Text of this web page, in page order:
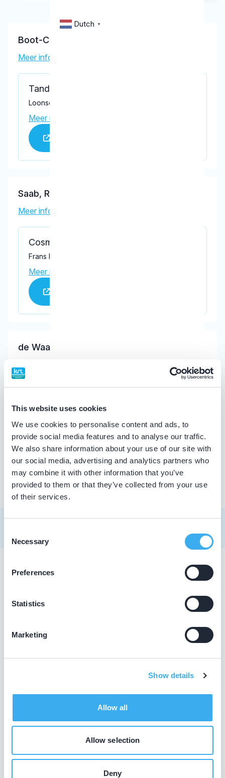
This website uses cookies
We use cookies to personalise content and ads, to
provide social media features and to analyse our traffic.
We also share information about your use of our site with
our social media, advertising and analytics partners who
may combine it with other information that you’ve
provided to them or that they’ve collected from your use
of their services.
Selection
Necessary
Preferences
Statistics
Marketing
Show details
Allow all
Allow selection
Deny
Dutch ▼
Boot-Charko, I.V.
Meer informatie tandarts
Tandartspraktijk Loonsevaert
Loonsevaert 54, Kaatsheuvel 5171 LK
Meer informatie praktijk
Saab, R.
Meer informatie tandarts
Cosmident
Frans Halsstraat 3, Kaatsheuvel 5171 XD
Meer informatie praktijk
de Waal, A.M.L.
Berndijksestraat 1, Kaatsheuvel 5171 BA
Meer informatie praktijk
Praktijk website
Tandarts in Kaatsheuvel
Zoekt u een tandarts in Kaatsheuvel ? In de lijst hierboven
kaartweergave aanklikken. Dan ziet u op een kaart van
daarentegen wel belangrijk dat tandheelkundigen hun
leven lang blijven leren. Op die manier zijn ze op de
hoogte van de nieuwste tandheelkundige technieken.
zien dat zij hun vak bijhouden.